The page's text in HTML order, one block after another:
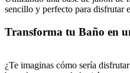
sencillo y perfecto para disfrutar
Transforma tu Baño en
¿Te imaginas cómo sería